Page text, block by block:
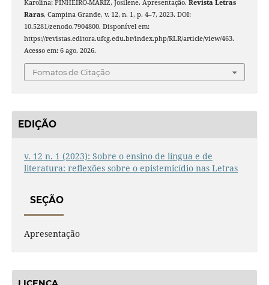
Karolina; PINHEIRO-MARIZ, Josilene. Apresentação. Revista Letras
Raras, Campina Grande, v. 12, n. 1, p. 4–7, 2023. DOI:
10.5281/zenodo.7904800. Disponível em:
https://revistas.editora.ufcg.edu.br/index.php/RLR/article/view/463.
Acesso em: 6 ago. 2026.
Fomatos de Citação
EDIÇÃO
v. 12 n. 1 (2023): Sobre o ensino de língua e de
literatura: reflexões sobre o epistemicídio nas Letras
SEÇÃO
Apresentação